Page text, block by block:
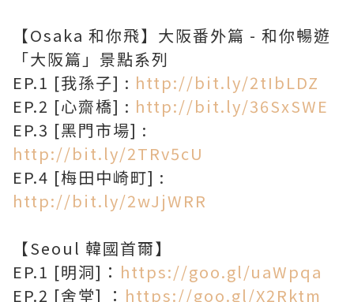
【Osaka 和你飛】大阪番外篇 - 和你暢遊
「大阪篇」景點系列
EP.1 [我孫子] : http://bit.ly/2tIbLDZ
EP.2 [心齋橋] : http://bit.ly/36SxSWE
EP.3 [黑門市場] :
http://bit.ly/2TRv5cU
EP.4 [梅田中崎町] :
http://bit.ly/2wJjWRR
【Seoul 韓國首爾】
EP.1 [明洞]： https://goo.gl/uaWpqa
EP.2 [舍堂] ： https://goo.gl/X2Rktm